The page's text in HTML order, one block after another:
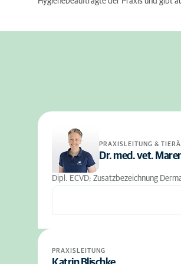
PRAXISLEITUNG &
Dr. med. vet.
Dipl. ECVD; Zusatzbezeichnung
PRAXISLEITUNG